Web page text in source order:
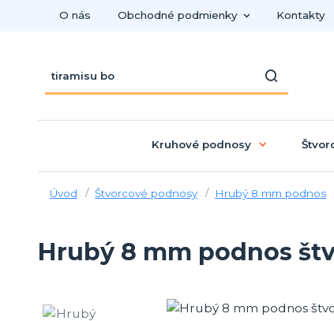
O nás Obchodné podmienky Kontakty
Kruhové podnosy
Úvod Štvorcové podnosy Hrubý 8 mm podnos
Hrubý 8 mm podnos